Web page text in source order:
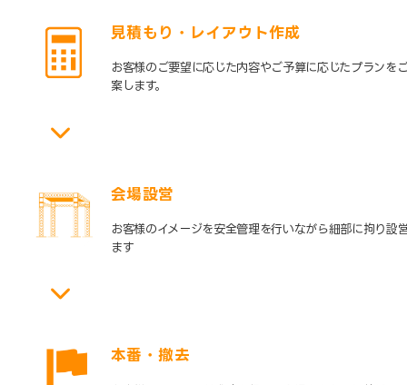
見積もり・レイアウト作成
お客様のご要望に応じた内容やご予算に応じたプランを
案します。
会場設営
お客様のイメージを安全管理を行いながら細部に拘り設
ます
本番・撤去